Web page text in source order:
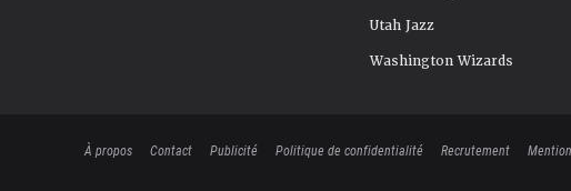
Utah Jazz
Washington Wizards
À propos Contact Publicité Politique de confidentialité Recrutement